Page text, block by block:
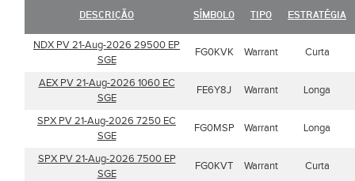
DESCRIÇÃO SÍMBOLO TIPO ESTRATÉGIA
NDX PV 21-Aug-2026 29500 EP
SGE
FG0KVK Warrant Curta
AEX PV 21-Aug-2026 1060 EC
SGE
FE6Y8J Warrant Longa
SPX PV 21-Aug-2026 7250 EC
SGE
FG0MSP Warrant Longa
SPX PV 21-Aug-2026 7500 EP
SGE
FG0KVT Warrant Curta